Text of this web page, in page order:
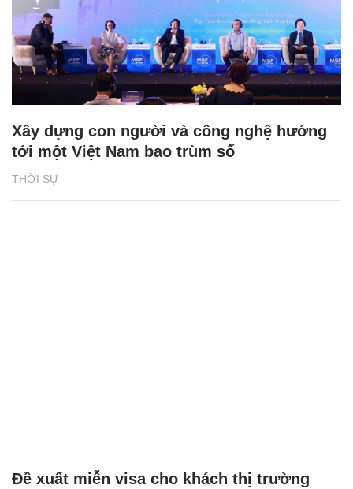
THỜI SỰ
Xây dựng con người và công nghệ hướng
tới một Việt Nam bao trùm số
Đề xuất miễn visa cho khách thị trường